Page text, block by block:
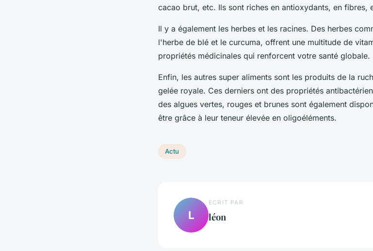
cacao brut, etc. Ils sont riches en antioxydants, en fibres,
Il y a également les herbes et les racines. Des herbes
l'herbe de blé et le curcuma, offrent une multitude de
propriétés médicinales qui renforcent votre santé globale.
Enfin, les autres super aliments sont les produits de la
gelée royale. Ces derniers ont des propriétés
des algues vertes, rouges et brunes sont également
être grâce à leur teneur élevée en oligoéléments.
Actu
L
ECRIT PAR
léon